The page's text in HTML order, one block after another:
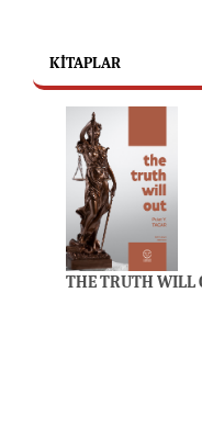
KITAPLAR
THE TRUTH WILL